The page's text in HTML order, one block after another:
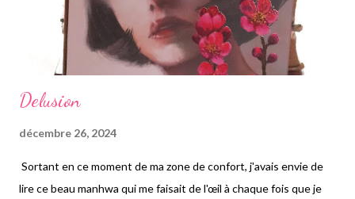
Delusion
décembre 26, 2024
Sortant en ce moment de ma zone de confort, j'avais envie de
lire ce beau manhwa qui me faisait de l'œil à chaque fois que je